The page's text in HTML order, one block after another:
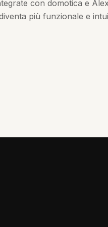
con domotica e
più funzionale e